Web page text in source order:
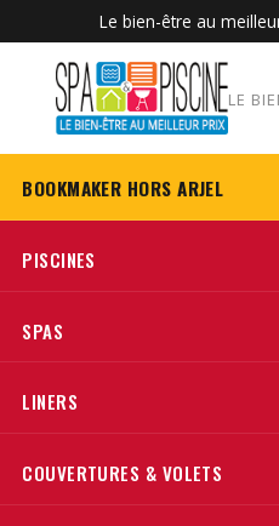
Le bien-être au
LE
BOOKMAKER HORS ARJEL
PISCINES
SPAS
LINERS
COUVERTURES & VOLETS